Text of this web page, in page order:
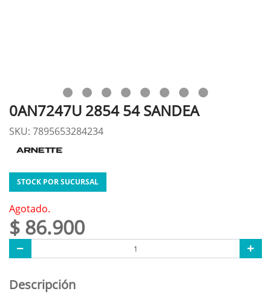
0AN7247U 2854 54 SANDEA
SKU: 7895653284234
STOCK POR SUCURSAL
Agotado.
$ 86.900
Descripción